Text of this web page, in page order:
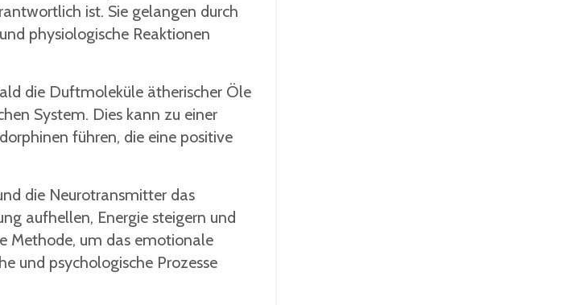
ist. Sie gelangen durch
physiologische Reaktionen
die Duftmoleküle ätherischer Öle
System. Dies kann zu einer
führen, die eine positive
die Neurotransmitter das
aufhellen, Energie steigern und
Methode, um das emotionale
und psychologische Prozesse